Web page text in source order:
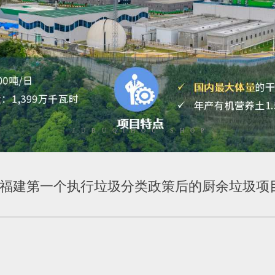
JUBUQIHOU-SHOP
福建第一个执行垃圾分类政策后的厨余垃圾项